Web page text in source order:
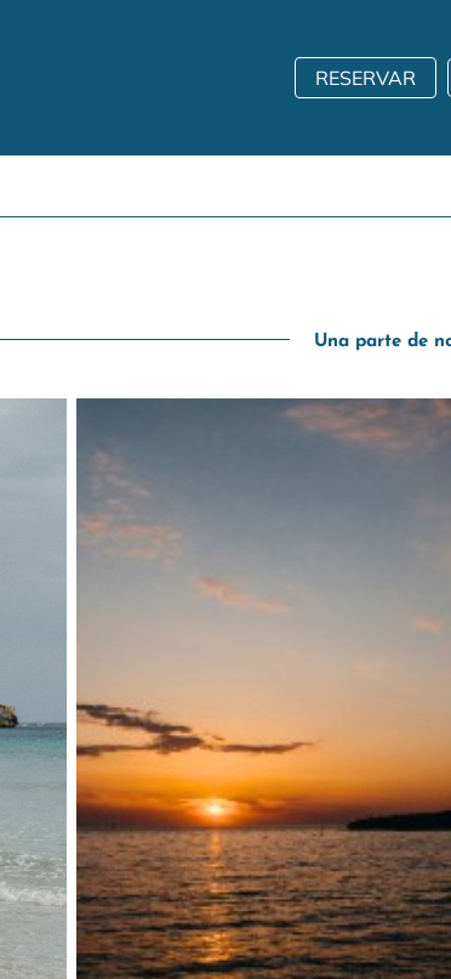
RESERVAR
Una parte de